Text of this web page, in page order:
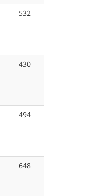
532
430
494
648